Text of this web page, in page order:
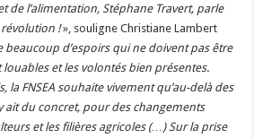
de l’alimentation, Stéphane Travert, parle
révolution !», souligne Christiane Lambert
beaucoup d’espoirs qui ne doivent pas être
louables et les volontés bien présentes.
la FNSEA souhaite vivement qu’au-delà des
ait du concret, pour des changements
et les filières agricoles (…) Sur la prise